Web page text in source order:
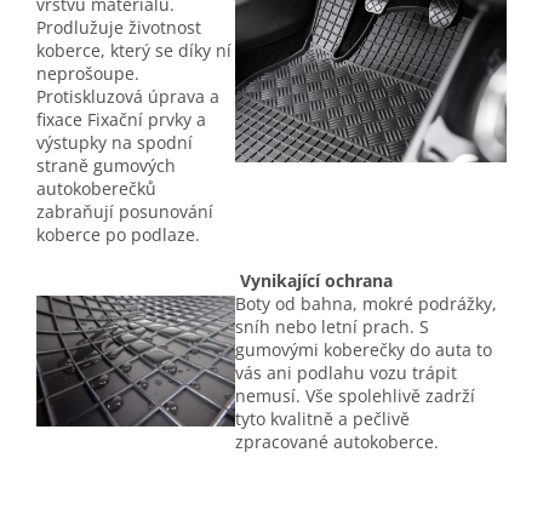
Prodlužuje životnost
koberce, který se díky ní
neprošoupe.
Protiskluzová úprava a
fixace Fixační prvky a
výstupky na spodní
straně gumových
autokoberečků
zabraňují posunování
koberce po podlaze.
Vynikající ochrana
Boty od bahna, mokré podrážky,
sníh nebo letní prach. S
gumovými koberečky do auta to
vás ani podlahu vozu trápit
nemusí. Vše spolehlivě zadrží
tyto kvalitně a pečlivě
zpracované autokoberce.